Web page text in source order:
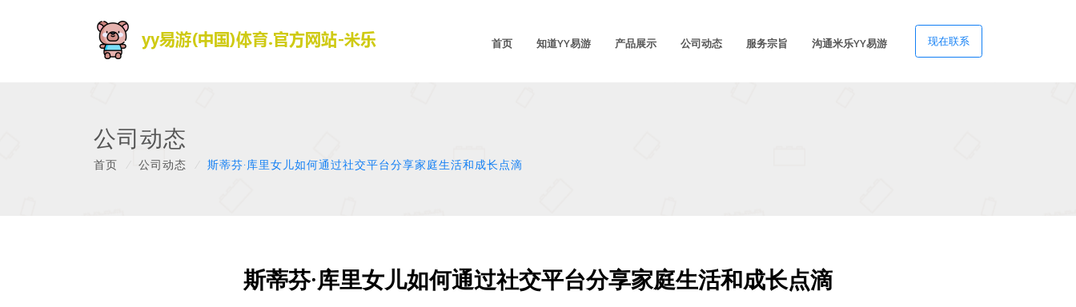
首页 知道YY易游 产品展示 公司动态 服务宗旨 沟通米乐YY易游 现在联系
公司动态
首页 公司动态 斯蒂芬·库里女儿如何通过社交平台分享家庭生活和成长点滴
斯蒂芬·库里女儿如何通过社交平台分享家庭生活和成长点滴